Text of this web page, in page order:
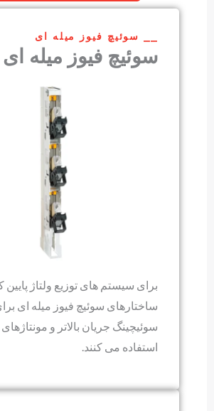
⎯⎯ سوئیچ فیوز میله ای
سوئیچ فیوز میله ای
برای سیستم های توزیع ولتاژ پایین
ساختارهای سوئیچ فیوز میله ای
سوئیچینگ جریان بالاتر و
استفاده می کنند.